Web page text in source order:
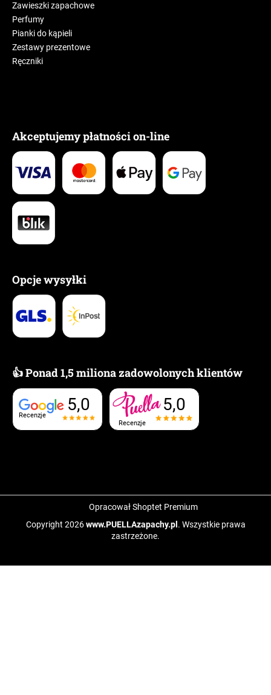
Zawieszki zapachowe
Perfumy
Pianki do kąpieli
Zestawy prezentowe
Ręczniki
Akceptujemy płatności on-line
Opcje wysyłki
👍 Ponad 1,5 miliona zadowolonych klientów
Recenzje
5,0
Recenzje
5,0
Opracował Shoptet Premium
Copyright 2026www.PUELLAzapachy.pl . Wszystkie prawa
zastrzeżone.